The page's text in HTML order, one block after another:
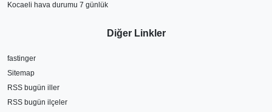
Kocaeli hava durumu 7 günlük
Diğer Linkler
fastinger
Sitemap
RSS bugün iller
RSS bugün ilçeler